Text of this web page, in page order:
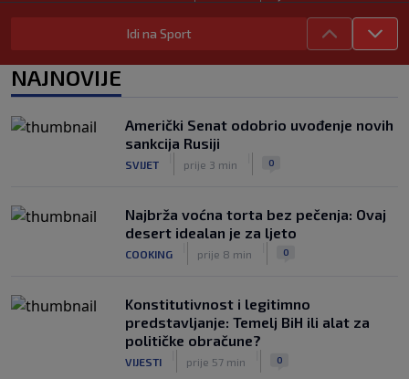
Prije nekoliko godina zaludjela je
internet, a onda nestala iz javnosti: Svi
Ivanović govorila o svojoj ljepoti i
predrasudama koje su je pratile tokom
karijere
Idi na Sport
NAJNOVIJE
Američki Senat odobrio uvođenje novih
sankcija Rusiji
SVIJET prije 3 min 0
Najbrža voćna torta bez pečenja: Ovaj
desert idealan je za ljeto
COOKING prije 8 min 0
Konstitutivnost i legitimno
predstavljanje: Temelj BiH ili alat za
političke obračune?
VIJESTI prije 57 min 0